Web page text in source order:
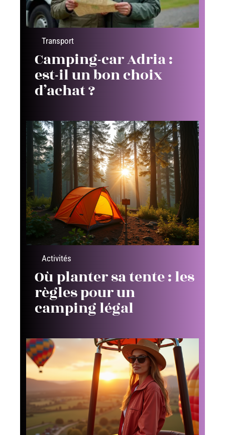
Transport
Camping-car Adria :
est-il un bon choix
d’achat ?
Activités
Où planter sa tente : les
règles pour un
camping légal